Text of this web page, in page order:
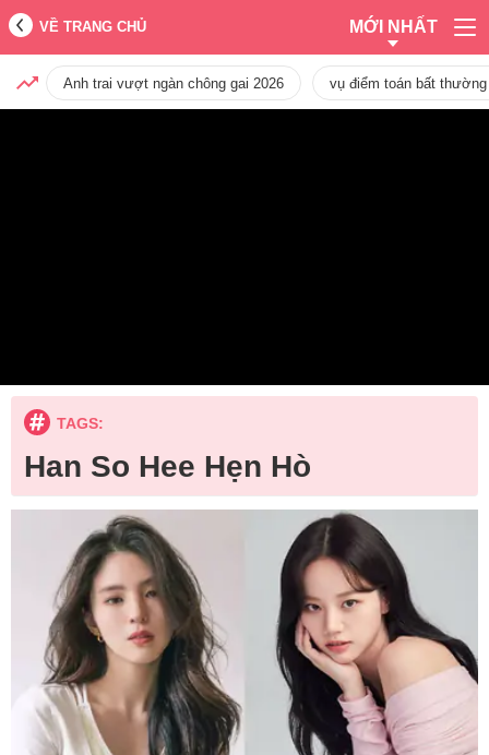
VỀ TRANG CHỦ MỚI NHẤT
Anh trai vượt ngàn chông gai 2026 vụ điểm toán bất
TAGS:
Han So Hee Hẹn Hò